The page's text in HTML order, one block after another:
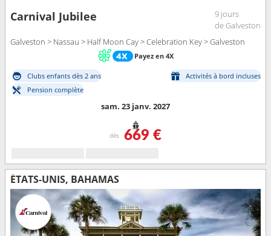
Carnival Jubilee
9 jours
de Galveston
Galveston > Nassau > Half Moon Cay > Celebration Key > Galveston
Payez en 4X
Clubs enfants dès 2 ans
Activités à bord incluses
Pension complète
sam. 23 janv. 2027
dès 669 €
ÉTATS-UNIS, BAHAMAS